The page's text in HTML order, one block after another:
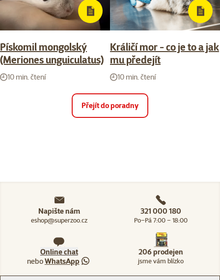
Pískomil mongolský
(Meriones unguiculatus)
10 min. čtení
Králičí mor - co je to a jak
mu předejít
10 min. čtení
Přejít do poradny
Napište nám
eshop@superzoo.cz
321 000 180
Po–Pá 7:00 – 18:00
Online chat
neboWhatsApp
206 prodejen
jsme vám blízko